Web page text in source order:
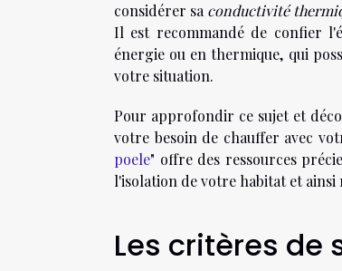
considérer saconductivité
Il est recommandé de confier
énergie ou en thermique, qui
votre situation.
Pour approfondir ce sujet et
votre besoin de chauffer avec
poele" offre des ressources
l'isolation de votre habitat et
Les critères de